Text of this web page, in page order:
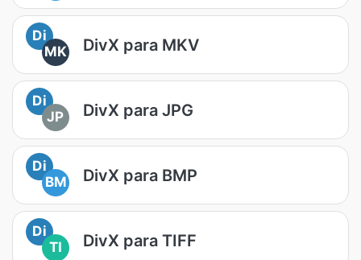
Di
MK
DivX para MKV
Di
JP
DivX para JPG
Di
BM
DivX para BMP
Di
TI
DivX para TIFF